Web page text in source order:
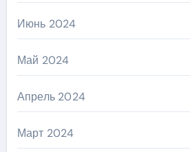
Июнь 2024
Май 2024
Апрель 2024
Март 2024